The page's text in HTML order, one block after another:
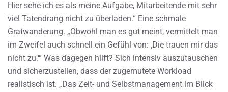
Hier sehe ich es als meine Aufgabe, Mitarbeitende mit sehr
viel Tatendrang nicht zu überladen.“ Eine schmale
Gratwanderung. „Obwohl man es gut meint, vermittelt man
im Zweifel auch schnell ein Gefühl von: ‚Die trauen mir das
nicht zu.‘“ Was dagegen hilft? Sich intensiv auszutauschen
und sicherzustellen, dass der zugemutete Workload
realistisch ist. „Das Zeit- und Selbstmanagement im Blick